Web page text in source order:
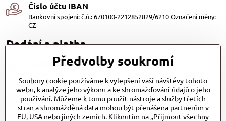
Číslo účtu IBAN
Bankovní spojení: č.ú.: 670100-2212852829/6210 Označení měny:
CZ
Dodání a platba
Dodání
s.r.o. a Zásilkovna
Platby
Dobírkou (25,- Kč)
Bankovním převodem (zdarma)
Předvolby soukromí
Soubory cookie používáme k vylepšení vaší návštěvy tohoto
webu, k analýze jeho výkonu a ke shromažďování údajů o jeho
používání. Můžeme k tomu použít nástroje a služby třetích
stran a shromážděná data mohou být přenášena partnerům v
EU, USA nebo jiných zemích. Kliknutím na „Přijmout všechny